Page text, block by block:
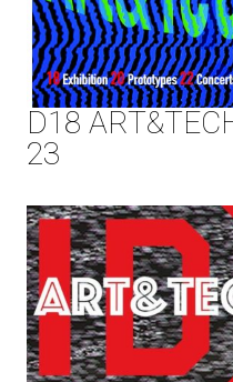
D18
23